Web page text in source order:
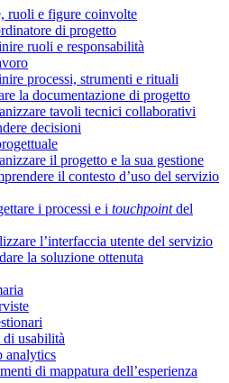
ruoli e figure coinvolte
di progetto
ruoli e responsabilità
processi, strumenti e rituali
la documentazione di progetto
tavoli tecnici collaborativi
decisioni
il progetto e la sua gestione
il contesto d’uso del servizio
i processi e i touchpointdel
l’interfaccia utente del servizio
la soluzione ottenuta
di usabilità
analytics
di mappatura dell’esperienza